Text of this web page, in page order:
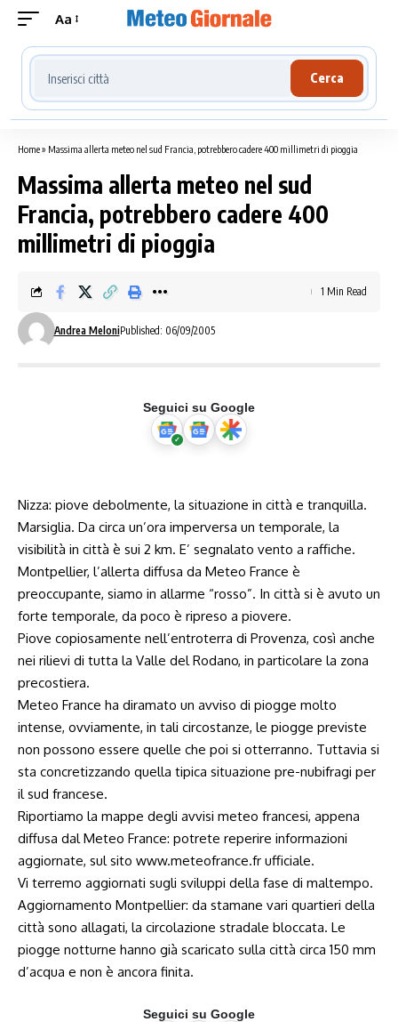
Aa
Cerca località meteo
Cerca
Home» Massima allerta meteo nel sud Francia, potrebbero cadere 400 millimetri di pioggia
Massima allerta meteo nel sud
Francia, potrebbero cadere 400
millimetri di pioggia
Andrea MeloniPublished: 06/09/2005
1 Min Read
Seguici su Google
Nizza: piove debolmente, la situazione in città e tranquilla.
Marsiglia. Da circa un’ora imperversa un temporale, la
visibilità in città è sui 2 km. E’ segnalato vento a raffiche.
Montpellier, l’allerta diffusa da Meteo France è
preoccupante, siamo in allarme “rosso”. In città si è avuto un
forte temporale, da poco è ripreso a piovere.
Piove copiosamente nell’entroterra di Provenza, così anche
nei rilievi di tutta la Valle del Rodano, in particolare la zona
precostiera.
Meteo France ha diramato un avviso di piogge molto
intense, ovviamente, in tali circostanze, le piogge previste
non possono essere quelle che poi si otterranno. Tuttavia si
sta concretizzando quella tipica situazione pre-nubifragi per
il sud francese.
Riportiamo la mappe degli avvisi meteo francesi, appena
diffusa dal Meteo France: potrete reperire informazioni
aggiornate, sul sito www.meteofrance.fr ufficiale.
Vi terremo aggiornati sugli sviluppi della fase di maltempo.
Aggiornamento Montpellier: da stamane vari quartieri della
città sono allagati, la circolazione stradale bloccata. Le
piogge notturne hanno già scaricato sulla città circa 150 mm
d’acqua e non è ancora finita.
Seguici su Google